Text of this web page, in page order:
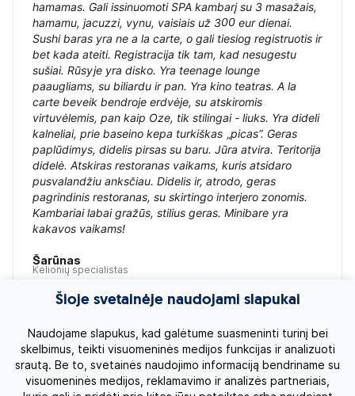
hamamas. Gali issinuomoti SPA kambarį su 3 masažais,
hamamu, jacuzzi, vynu, vaisiais už 300 eur dienai.
Sushi baras yra ne a la carte, o gali tiesiog registruotis ir
bet kada ateiti. Registracija tik tam, kad nesugestu
sušiai. Rūsyje yra disko. Yra teenage lounge
paaugliams, su biliardu ir pan. Yra kino teatras. A la
carte beveik bendroje erdvėje, su atskiromis
virtuvėlemis, pan kaip Oze, tik stilingai - liuks. Yra dideli
kalneliai, prie baseino kepa turkiškas „picas”. Geras
paplūdimys, didelis pirsas su baru. Jūra atvira. Teritorija
didelė. Atskiras restoranas vaikams, kuris atsidaro
pusvalandžiu anksčiau. Didelis ir, atrodo, geras
pagrindinis restoranas, su skirtingo interjero zonomis.
Kambariai labai gražūs, stilius geras. Minibare yra
kakavos vaikams!
Šarūnas
Kelionių specialistas
Šioje svetainėje naudojami slapukai
Naudojame slapukus, kad galėtume suasmeninti turinį bei
skelbimus, teikti visuomeninės medijos funkcijas ir analizuoti
srautą. Be to, svetainės naudojimo informaciją bendriname su
visuomeninės medijos, reklamavimo ir analizės partneriais,